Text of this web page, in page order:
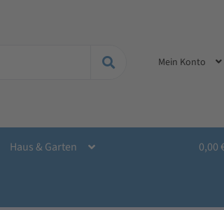
Mein Konto
Haus & Garten 0,00